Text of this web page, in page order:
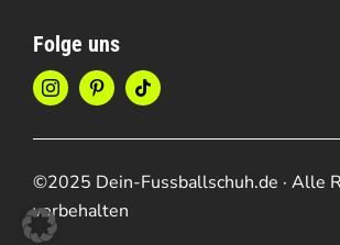
Folge uns
©2025 Dein-Fussballschuh.de · Alle
vorbehalten